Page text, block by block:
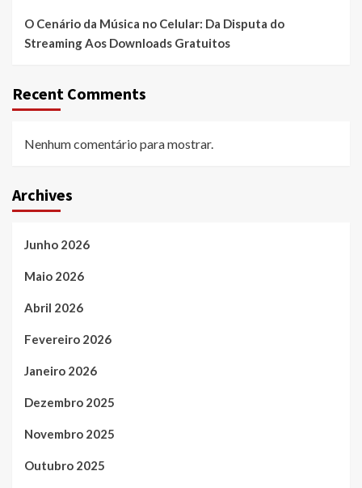
O Cenário da Música no Celular: Da Disputa do
Streaming Aos Downloads Gratuitos
Recent Comments
Nenhum comentário para mostrar.
Archives
Junho 2026
Maio 2026
Abril 2026
Fevereiro 2026
Janeiro 2026
Dezembro 2025
Novembro 2025
Outubro 2025